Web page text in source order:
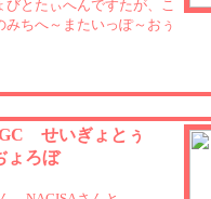
びとたぃへんですたが、こ
ちへ～またいっぽ～おぅ
せいぎょとぅ
ょろぼ